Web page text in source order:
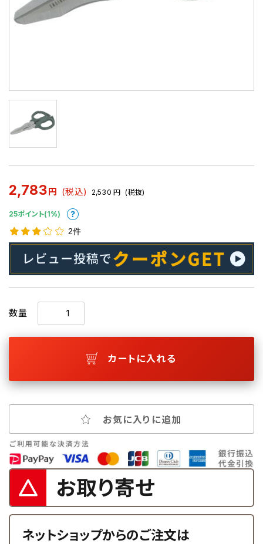
2,783 円 (税込) 2,530 円 (税抜)
25ポイント(1%)
2件
数量
カートに入れる
お気に入りに追加
お取り寄せ
ネットショップからのご注文は